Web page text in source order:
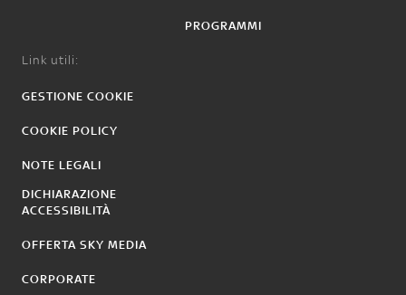
PROGRAMMI
Link utili:
GESTIONE COOKIE
COOKIE POLICY
NOTE LEGALI
DICHIARAZIONE
ACCESSIBILITÀ
OFFERTA SKY MEDIA
CORPORATE